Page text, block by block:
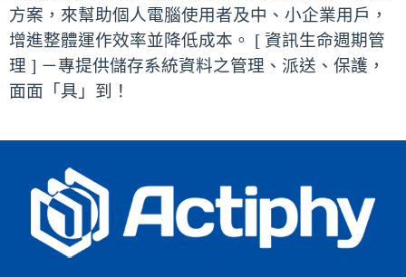
方案，來幫助個人電腦使用者及中、小企業用戶，
增進整體運作效率並降低成本。 [ 資訊生命週期管
理 ] －專提供儲存系統資料之管理、派送、保護，
面面「具」到！